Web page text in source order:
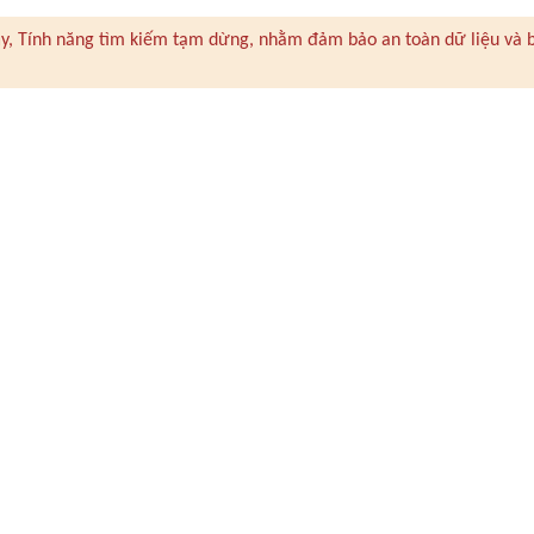
Tính năng tìm kiếm tạm dừng, nhằm đảm bảo an toàn dữ liệu và